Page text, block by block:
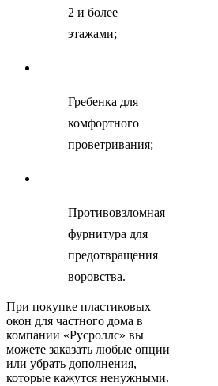
2 и более
этажами;
Гребенка для
комфортного
проветривания;
Противовзломная
фурнитура для
предотвращения
воровства.
При покупке пластиковых
окон для частного дома в
компании «Русроллс» вы
можете заказать любые опции
или убрать дополнения,
которые кажутся ненужными.